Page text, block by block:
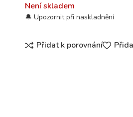
Není skladem
Přidat k porovnání